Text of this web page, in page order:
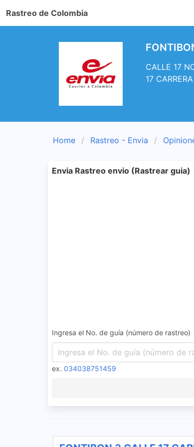
Rastreo de Colombia
CALLE 17
17
Home Rastreo - Envia
Envia Rastreo envio (Rastrear guia)
Ingresa el No. de guía (número de rastreo)
ex. 034038751459